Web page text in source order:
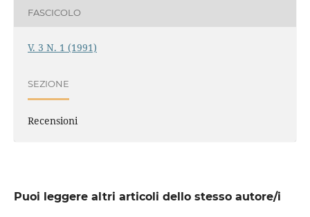
FASCICOLO
V. 3 N. 1 (1991)
SEZIONE
Recensioni
Puoi leggere altri articoli dello stesso autore/i